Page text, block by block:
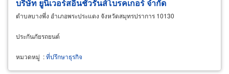
บริษัท ยูนิเวอร์สอินชัวรันส์โบรคเกอร์ จำกัด
ตำบลบางพึ่ง อำเภอพระประแดง จังหวัดสมุทรปราการ 10130
ประกันภัยรถยนต์
หมวดหมู่ :ที่ปรึกษาธุรกิจ